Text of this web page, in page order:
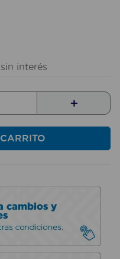
sin interés
＋